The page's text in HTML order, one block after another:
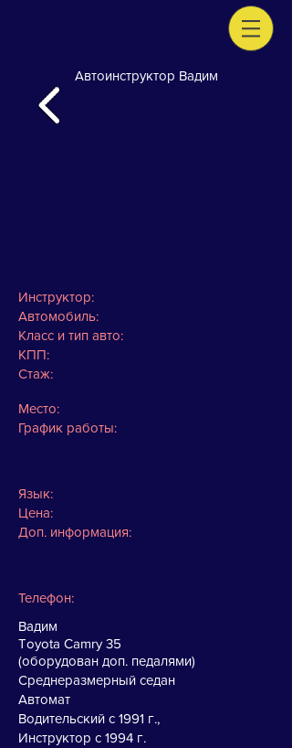
Автоинструктор Вадим
Инструктор:
Автомобиль:
Класс и тип авто:
КПП:
Стаж:
Место:
График работы:
Язык:
Цена:
Доп. информация:
Телефон:
Вадим
Toyota Camry 35
(оборудован доп. педалями)
Среднеразмерный седан
Автомат
Водительский с 1991 г.,
Инструктор с 1994 г.